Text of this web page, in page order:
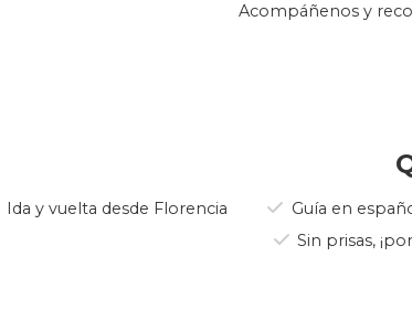
Acompáñenos y
Visitaremos la ciudad de San Gimignano, la región
torres medievales, es un lugar único y pintoresco.
ciudad que nos transporta al pasado. El Chianti,
Toscana
Ida y vuelta desde Florencia Guía en
Sin prisas,